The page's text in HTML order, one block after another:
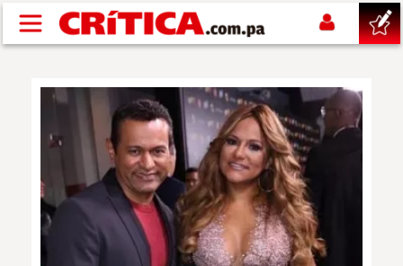
Pasar al contenido principal
NACIONAL
POLÍTICA